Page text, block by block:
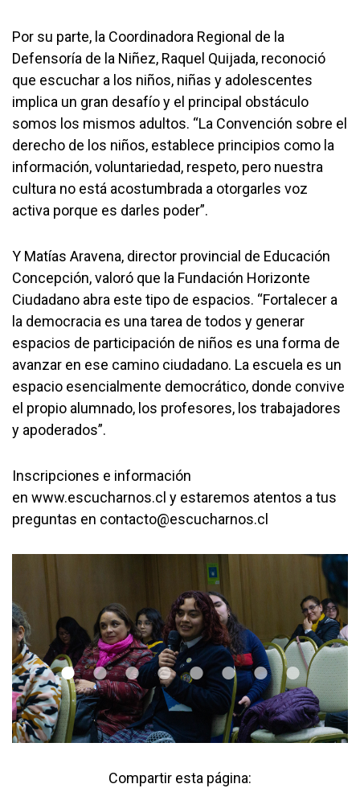
Por su parte, la Coordinadora Regional de la
Defensoría de la Niñez, Raquel Quijada, reconoció
que escuchar a los niños, niñas y adolescentes
implica un gran desafío y el principal obstáculo
somos los mismos adultos. “La Convención sobre el
derecho de los niños, establece principios como la
información, voluntariedad, respeto, pero nuestra
cultura no está acostumbrada a otorgarles voz
activa porque es darles poder”.
Y Matías Aravena, director provincial de Educación
Concepción, valoró que la Fundación Horizonte
Ciudadano abra este tipo de espacios. “Fortalecer a
la democracia es una tarea de todos y generar
espacios de participación de niños es una forma de
avanzar en ese camino ciudadano. La escuela es un
espacio esencialmente democrático, donde convive
el propio alumnado, los profesores, los trabajadores
y apoderados”.
Inscripciones e información
en www.escucharnos.cl y estaremos atentos a tus
preguntas en contacto@escucharnos.cl
• • • • • • • •
Compartir esta página: